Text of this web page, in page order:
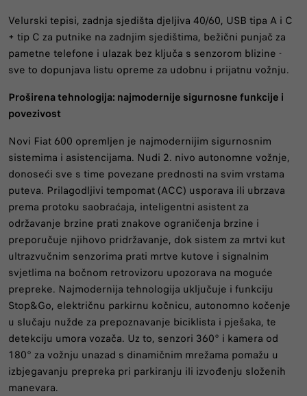
Velurski tepisi, zadnja sjedišta djeljiva 40/60, USB tipa A i C
+ tip C za putnike na zadnjim sjedištima, bežični punjač za
pametne telefone i ulazak bez ključa s senzorom blizine -
sve to dopunjava listu opreme za udobnu i prijatnu vožnju.
Proširena tehnologija: najmodernije sigurnosne funkcije i
povezivost
Novi Fiat 600 opremljen je najmodernijim sigurnosnim
sistemima i asistencijama. Nudi 2. nivo autonomne vožnje,
donoseći sve s time povezane prednosti na svim vrstama
puteva. Prilagodljivi tempomat (ACC) usporava ili ubrzava
prema protoku saobraćaja, inteligentni asistent za
održavanje brzine prati znakove ograničenja brzine i
preporučuje njihovo pridržavanje, dok sistem za mrtvi kut
ultrazvučnim senzorima prati mrtve kutove i signalnim
svjetlima na bočnom retrovizoru upozorava na moguće
prepreke. Najmodernija tehnologija uključuje i funkciju
Stop&Go, električnu parkirnu kočnicu, autonomno kočenje
u slučaju nužde za prepoznavanje biciklista i pješaka, te
detekciju umora vozača. Uz to, senzori 360° i kamera od
180° za vožnju unazad s dinamičnim mrežama pomažu u
izbjegavanju prepreka pri parkiranju ili izvođenju složenih
manevara.